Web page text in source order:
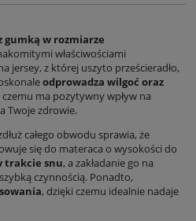
gumką w rozmiarze
właściwościami
jersey, z której uszyto prześcieradło,
odprowadza wilgoć oraz
czemu ma pozytywny wpływ na
Twoje zdrowie.
całego obwodu sprawia, że
się do materaca o wysokości do
trakcie snu, a zakładanie go na
czynnością. Ponadto,
, dzięki czemu idealnie nadaje